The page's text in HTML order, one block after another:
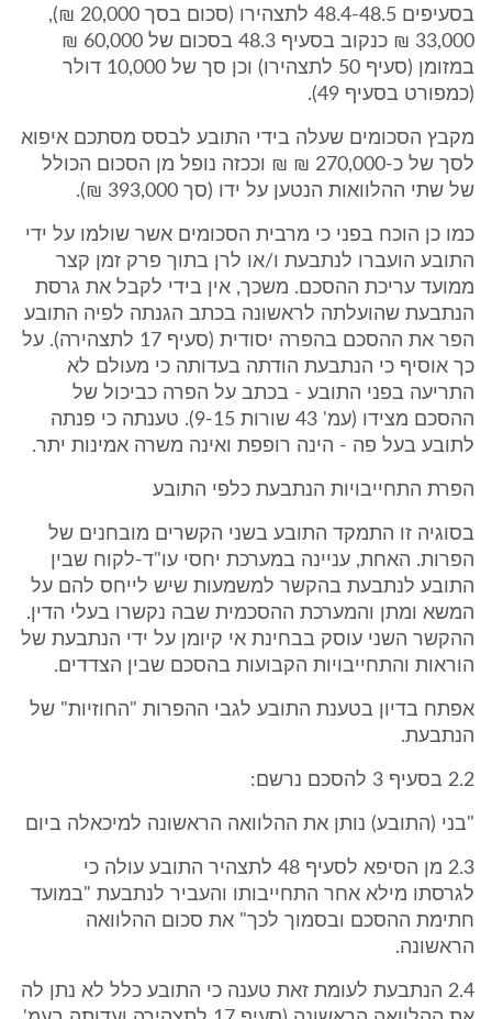
בסעיפים 48.4-48.5 לתצהירו (סכום בסך 20,000 ₪),
33,000 ₪ כנקוב בסעיף 48.3 בסכום של 60,000 ₪
במזומן (סעיף 50 לתצהירו) וכן סך של 10,000 דולר
(כמפורט בסעיף 49).
מקבץ הסכומים שעלה בידי התובע לבסס מסתכם איפוא
לסך של כ-270,000 ₪ ₪ וככזה נופל מן הסכום הכולל
של שתי ההלוואות הנטען על ידו (סך 393,000 ₪).
כמו כן הוכח בפני כי מרבית הסכומים אשר שולמו על ידי
התובע הועברו לנתבעת ו/או לרן בתוך פרק זמן קצר
ממועד עריכת ההסכם. משכך, אין בידי לקבל את גרסת
הנתבעת שהועלתה לראשונה בכתב הגנתה לפיה התובע
הפר את ההסכם בהפרה יסודית (סעיף 17 לתצהירה). על
כך אוסיף כי הנתבעת הודתה בעדותה כי מעולם לא
התריעה בפני התובע - בכתב על הפרה כביכול של
ההסכם מצידו (עמ' 43 שורות 9-15). טענתה כי פנתה
לתובע בעל פה - הינה רופפת ואינה משרה אמינות יתר.
הפרת התחייבויות הנתבעת כלפי התובע
בסוגיה זו התמקד התובע בשני הקשרים מובחנים של
הפרות. האחת, עניינה במערכת יחסי עו"ד-לקוח שבין
התובע לנתבעת בהקשר למשמעות שיש לייחס להם על
המשא ומתן והמערכת ההסכמית שבה נקשרו בעלי הדין.
ההקשר השני עוסק בבחינת אי קיומן על ידי הנתבעת של
הוראות והתחייבויות הקבועות בהסכם שבין הצדדים.
אפתח בדיון בטענת התובע לגבי ההפרות "החוזיות" של
הנתבעת.
2.2 בסעיף 3 להסכם נרשם:
"בני (התובע) נותן את ההלוואה הראשונה למיכאלה ביום
2.3 מן הסיפא לסעיף 48 לתצהיר התובע עולה כי
לגרסתו מילא אחר התחייבותו והעביר לנתבעת "במועד
חתימת ההסכם ובסמוך לכך" את סכום ההלוואה
הראשונה.
2.4 הנתבעת לעומת זאת טענה כי התובע כלל לא נתן לה